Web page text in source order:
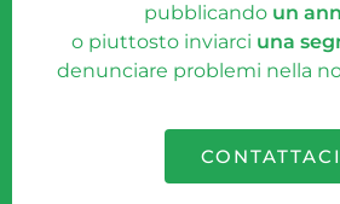
pubblicando un
o piuttosto inviarci una
denunciare problemi nella
CONTATTACI